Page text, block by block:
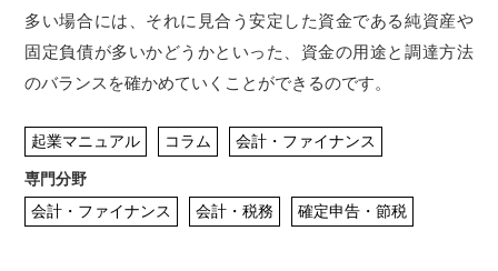
多い場合には、それに見合う安定した資金である純資産や
固定負債が多いかどうかといった、資金の用途と調達方法
のバランスを確かめていくことができるのです。
起業マニュアル コラム 会計・ファイナンス
専門分野
会計・ファイナンス
会計・税務 確定申告・節税